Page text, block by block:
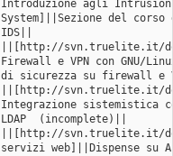
Introduzione agli Intrusion
System]||Sezione del
IDS||
||[http://svn.truelite.it/
Firewall e VPN con GNU/
di sicurezza su firewall e
||[http://svn.truelite.it/
Integrazione sistemistica
LDAP  (incomplete)||
||[http://svn.truelite.it/
servizi web]||Dispense su